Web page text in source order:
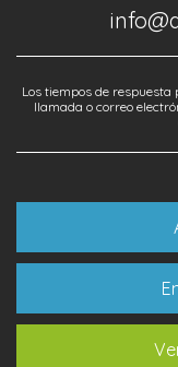
Los tiempos de respuesta
llamada o correo